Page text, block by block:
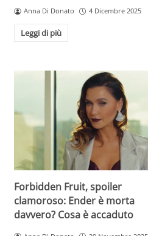
Anna Di Donato 4 Dicembre 2025
Leggi di più
Forbidden Fruit, spoiler
clamoroso: Ender è morta
davvero? Cosa è accaduto